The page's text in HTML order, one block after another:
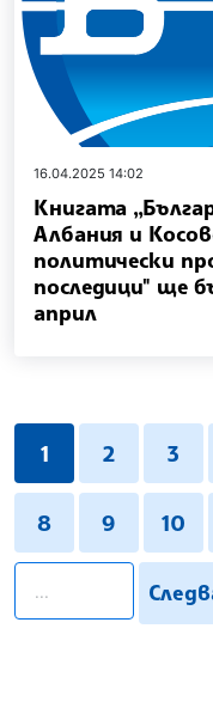
16.04.2025 14:02
Книгата
Албания и
политически
последици" ще
април
1 2 3
8 9 10